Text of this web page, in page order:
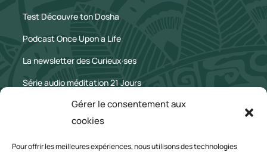
Gérer le consentement aux
cookies
Pour offrir les meilleures expériences, nous utilisons des technologies
Test Découvre ton Dosha
Podcast Once Upon a Life
La newsletter des Curieux·ses
Série audio méditation 21 Jours
Mentions légales